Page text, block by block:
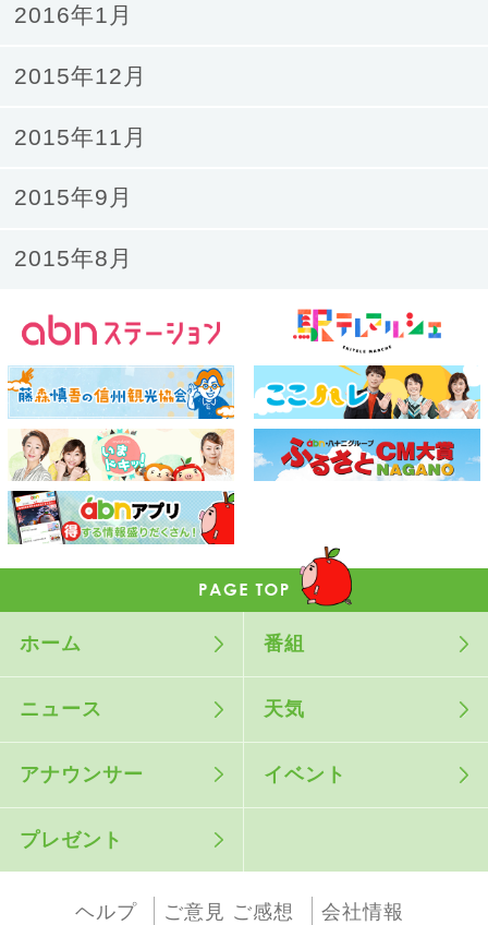
2016年1月
2015年12月
2015年11月
2015年9月
2015年8月
ホーム 番組
ニュース 天気
アナウンサー イベント
プレゼント
ヘルプ ご意見 ご感想
会社情報